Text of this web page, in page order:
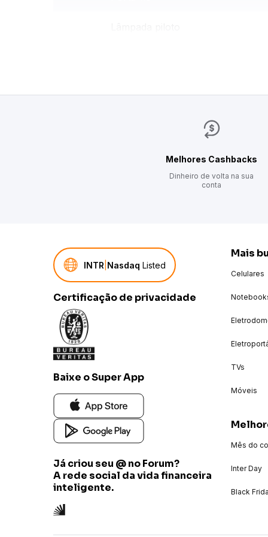
Consumo de energia (kW/h)
Entrega do Produto
Melhores Cashbacks
Dinheiro de volta na sua
conta
Mais
Celulares
TVs
Móveis
Mês do
Inter Day
Black
INTR Nasdaq Listed
Certificação de privacidade
Baixe o Super App
Já criou seu @ no Forum?
A rede social da vida financeira
inteligente.